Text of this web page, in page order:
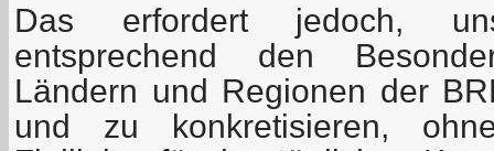
Das erfordert jedoch,
entsprechend den
Ländern und Regionen der
und zu konkretisieren,